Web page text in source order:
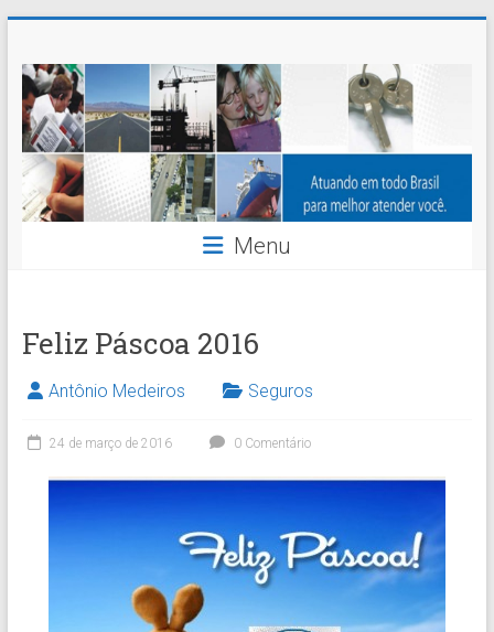
content
Nossaseg
Administração
e
Corretagem
de
Ltda.
Menu
Feliz Páscoa 2016
Antônio Medeiros Seguros
24 de março de 2016 0 Comentário